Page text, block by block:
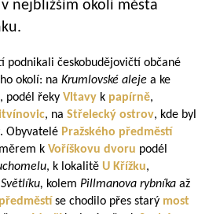
nejbližším okolí města
podnikali českobudějovičtí občané
okolí: na Krumlovské aleje a ke
, podél řeky Vltavy k papírně,
, na Střelecký ostrov, kde byl
. Obyvatelé Pražského předměstí
k Voříškovu dvoru podél
, k lokalitě U Křížku,
Světlíku, kolem Pillmanova rybníka až
se chodilo přes starý most